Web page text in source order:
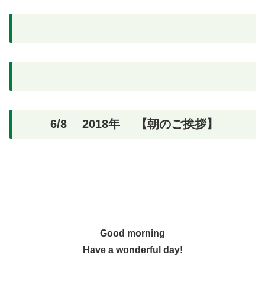
6/8 2018年 【朝のご挨拶】
Good morning
Have a wonderful day!